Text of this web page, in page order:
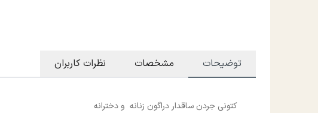
توضیحات مشخصات نظرات کاربران
کتونی جردن ساقدار دراگون زنانه و دخترانه